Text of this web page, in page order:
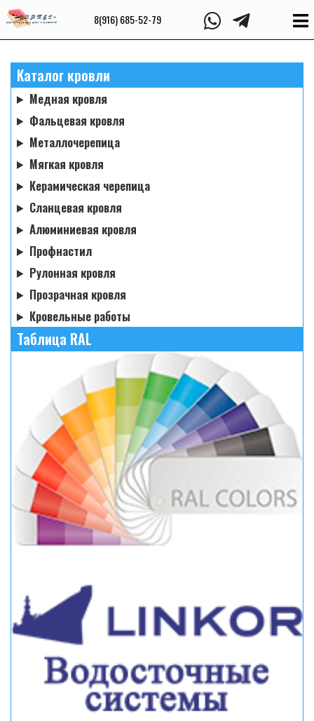
8(916) 685-52-79
Каталог кровли
Медная кровля
Фальцевая кровля
Металлочерепица
Мягкая кровля
Керамическая черепица
Сланцевая кровля
Алюминиевая кровля
Профнастил
Рулонная кровля
Прозрачная кровля
Кровельные работы
Таблица RAL